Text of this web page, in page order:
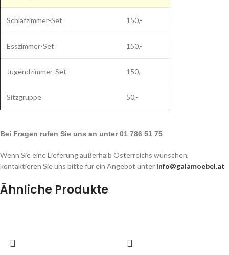
Schlafzimmer-Set 150,-
Esszimmer-Set 150,-
Jugendzimmer-Set 150,-
Sitzgruppe 50,-
Bei Fragen rufen Sie uns an unter 01 786 51 75
Wenn Sie eine Lieferung außerhalb Österreichs wünschen,
kontaktieren Sie uns bitte für ein Angebot unter info@galamoebel.at
Ähnliche Produkte